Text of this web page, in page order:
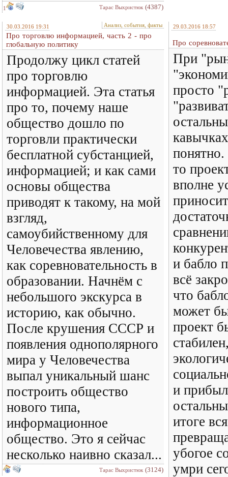
1 Тарас Выхристюк (4387)
30.03.2016 19:31 Анализ, события, факты
Про торговлю информацией, часть 2 - про
глобальную политику
Продолжу цикл статей
про торговлю
информацией. Эта статья
про то, почему наше
общество дошло по
торговли практически
бесплатной субстанцией,
информацией; и как сами
основы общества
приводят к такому, на мой
взгляд,
самоубийственному для
Человечества явлению,
как соревновательность в
образовании. Начнём с
небольшого экскурса в
историю, как обычно.
После крушения СССР и
появления однополярного
мира у Человечества
выпал уникальный шанс
построить общество
нового типа,
информационное
общество. Это я сейчас
несколько наивно сказал...
Тарас Выхристюк (3124)
29.03.2016 18:57
Про
При
просто
понятно.
то
вполне
и бабло
всё
что
может
проект
и
итоге
убогое
умри